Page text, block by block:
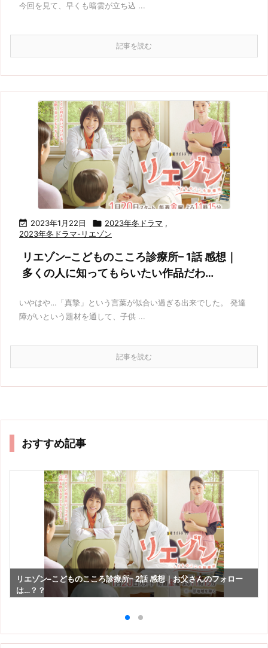
今回を見て、早くも暗雲が立ち込 ...
記事を読む
 2023年1月22日  2023年冬ドラマ ,
2023年冬ドラマ-リエゾン
リエゾン–こどものこころ診療所– 1話 感想｜
多くの人に知ってもらいたい作品だわ…
いやはや…「真摯」という言葉が似合い過ぎる出来でした。 発達
障がいという題材を通して、子供 ...
記事を読む
おすすめ記事
リエゾン–こどものこころ診療所– 2話 感想｜お父さんのフォロー
は…？？